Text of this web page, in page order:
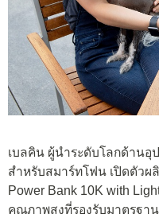
เบลคิน ผู้นำระดับโลกด้านอุ
สำหรับสมาร์ทโฟน เปิดตัว
Power Bank 10K with
คุณภาพสูงที่รองรับมาตรฐา